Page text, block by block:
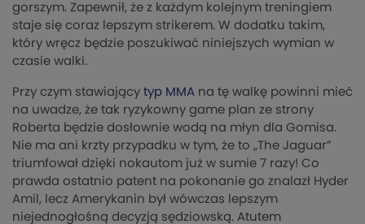
gorszym. Zapewnił, że z każdym kolejnym treningiem
staje się coraz lepszym strikerem. W dodatku takim,
który wręcz będzie poszukiwać niniejszych wymian w
czasie walki.
Przy czym stawiający typ MMA na tę walkę powinni mieć
na uwadze, że tak ryzykowny game plan ze strony
Roberta będzie dosłownie wodą na młyn dla Gomisa.
Nie ma ani krzty przypadku w tym, że to „The Jaguar”
triumfował dzięki nokautom już w sumie 7 razy! Co
prawda ostatnio patent na pokonanie go znalazł Hyder
Amil, lecz Amerykanin był wówczas lepszym
niejednogłośną decyzją sędziowską. Atutem